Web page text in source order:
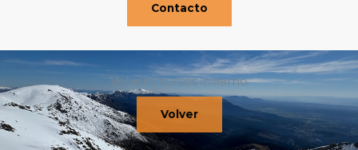
Contacto
Volver a cursos invierno
Volver